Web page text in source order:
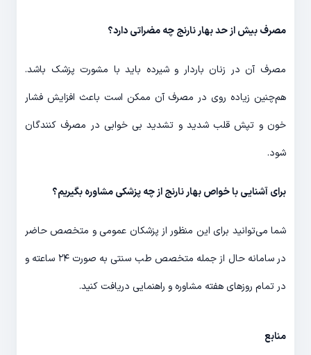
مصرف بیش از حد بهار نارنج چه مضراتی دارد؟
مصرف آن در زنان باردار و شیرده باید با مشورت پزشک باشد.
هم‌چنین زیاده روی در مصرف آن ممکن است باعث افزایش فشار
خون و تپش قلب شدید و تشدید بی خوابی در مصرف کنندگان
شود.
برای آشنایی با خواص بهار نارنج از چه پزشکی مشاوره بگیریم؟
شما می‌توانید برای این منظور از پزشکان عمومی و متخصص حاضر
در سامانه حال از جمله متخصص طب سنتی به صورت ۲۴ ساعته و
در تمام روزهای هفته مشاوره و راهنمایی دریافت کنید.
منابع